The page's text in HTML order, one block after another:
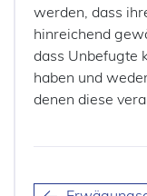
werden, dass
hinreichend
dass Unbefugte
haben und
denen diese